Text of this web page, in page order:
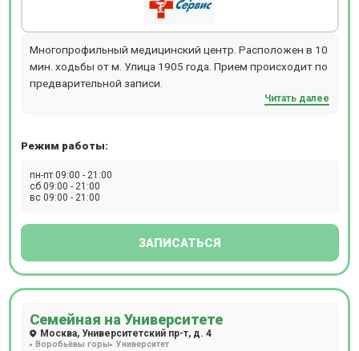
Многопрофильный медицинский центр. Расположен в 10
мин. ходьбы от м. Улица 1905 года. Прием происходит по
предварительной записи.
Читать далее
Режим работы:
пн-пт 09:00 - 21:00
сб 09:00 - 21:00
вс 09:00 - 21:00
ЗАПИСАТЬСЯ
Семейная на Университете
Москва, Университетский пр-т, д. 4
Воробьёвы горы Университет